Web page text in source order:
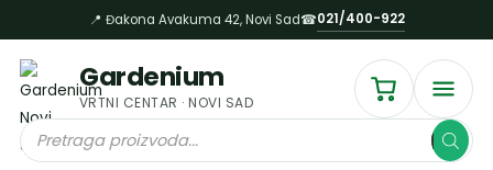
на
садржај
📍 Đakona Avakuma 42, Novi Sad☎021/400-922
Gardenium
VRTNI CENTAR · NOVI SAD
Products
search